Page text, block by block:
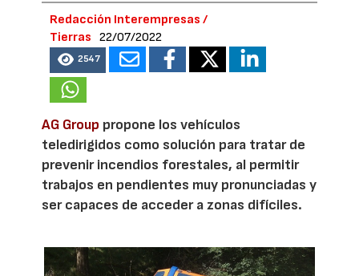
Redacción Interempresas /
Tierras
22/07/2022
2547
AG Group propone los vehículos
teledirigidos como solución para tratar de
prevenir incendios forestales, al permitir
trabajos en pendientes muy pronunciadas y
ser capaces de acceder a zonas difíciles.